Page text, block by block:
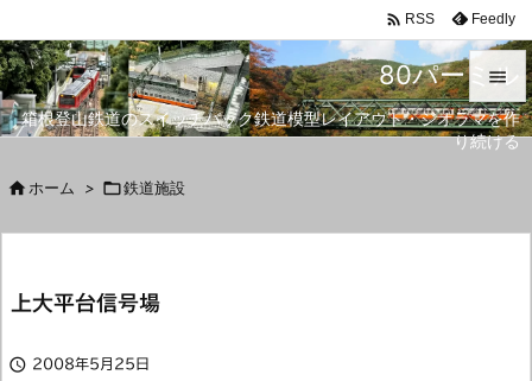
80パーミル
箱根登山鉄道のスイッチバック鉄道模型レイアウト・ジオラマを作
り続ける


メニュ
 RSS Feedly
 ホーム > 鉄道施設
上大平台信号場
 2008年5月25日